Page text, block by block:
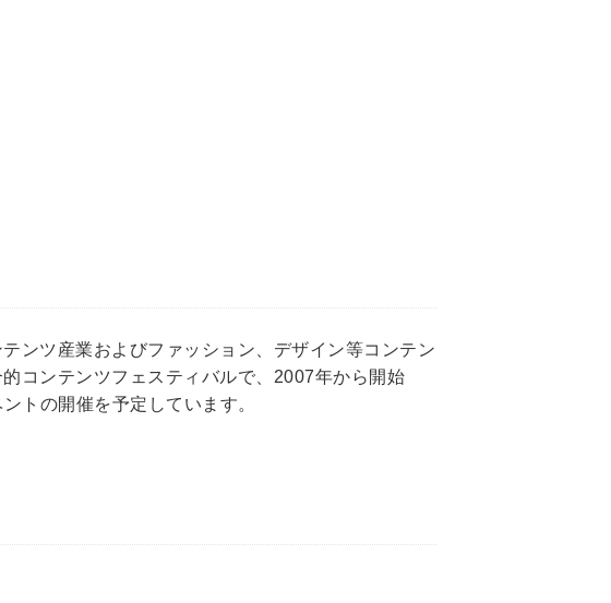
ンツ産業およびファッション、デザイン等コンテン
コンテンツフェスティバルで、2007年から開始
トの開催を予定しています。